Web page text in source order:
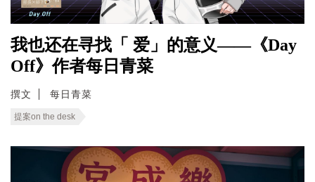
我也还在寻找「 爱」的意义——《Day
Off》作者每日青菜
撰文 每日青菜
提案on the desk